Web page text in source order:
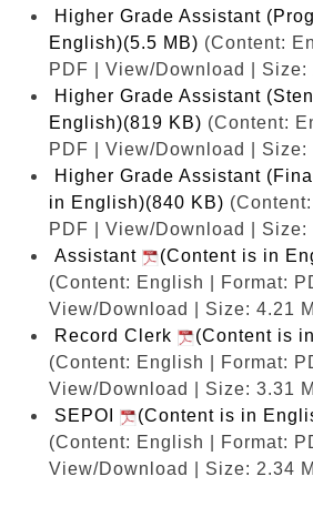
Higher Grade Assistant
English)(5.5 MB) (Content:
PDF | View/Download | Size:
Higher Grade Assistant
English)(819 KB) (Content:
PDF | View/Download | Size:
Higher Grade Assistant
in English)(840 KB)
PDF | View/Download | Size:
Assistant
(Content is in
(Content: English | Format:
View/Download | Size: 4.21
Record Clerk
(Content is
(Content: English | Format:
View/Download | Size: 3.31
SEPOI
(Content is in
(Content: English | Format:
View/Download | Size: 2.34